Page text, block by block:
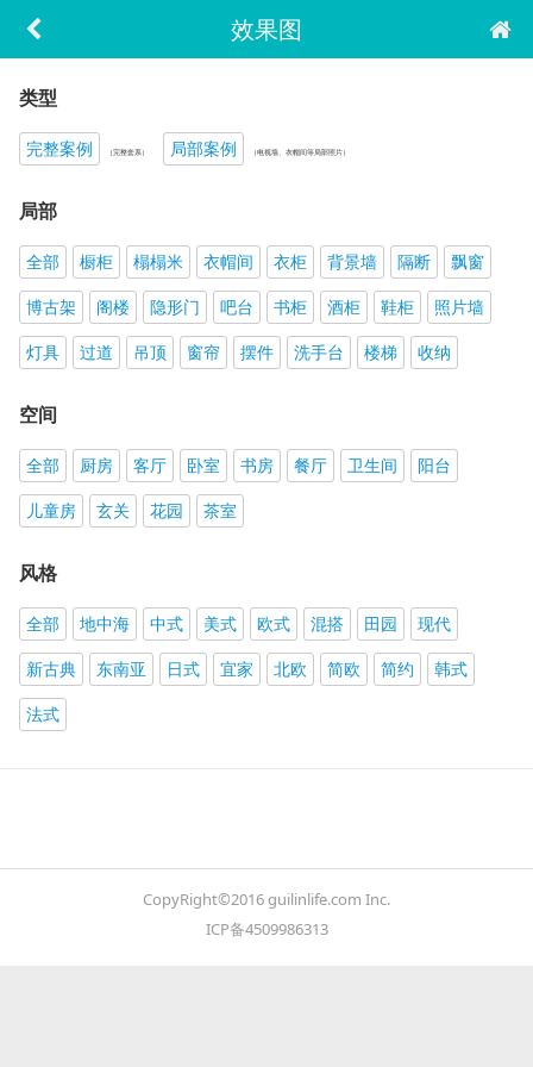
效果图
类型
完整案例 （完整套系） 局部案例 （电视墙、衣帽间等局部照片）
局部
全部 橱柜 榻榻米 衣帽间 衣柜 背景墙 隔断
飘窗
博古架
阁楼 隐形门 吧台 书柜 酒柜 鞋柜
照片墙
灯具
过道 吊顶 窗帘 摆件 洗手台 楼梯 收纳
空间
全部 厨房 客厅 卧室 书房 餐厅 卫生间
阳台
儿童房
玄关 花园 茶室
风格
全部 地中海 中式 美式 欧式 混搭 田园
现代
新古典
东南亚 日式 宜家 北欧 简欧 简约
韩式
法式
CopyRight©2016 guilinlife.com Inc.
ICP备4509986313